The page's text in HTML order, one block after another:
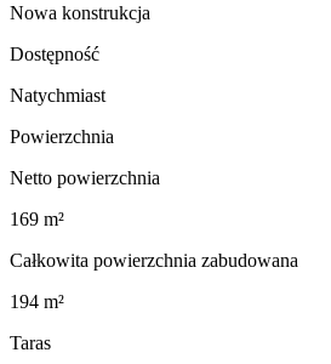
Nowa konstrukcja
Dostępność
Natychmiast
Powierzchnia
Netto powierzchnia
169 m²
Całkowita powierzchnia zabudowana
194 m²
Taras